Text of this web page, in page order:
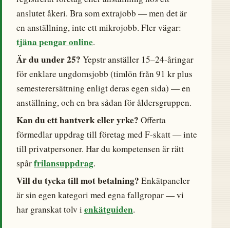
anslutet åkeri. Bra som extrajobb — men det är
en anställning, inte ett mikrojobb. Fler vägar:
tjäna pengar online.
Är du under 25? Yepstr anställer 15–24-åringar
för enklare ungdomsjobb (timlön från 91 kr plus
semesterersättning enligt deras egen sida) — en
anställning, och en bra sådan för åldersgruppen.
Kan du ett hantverk eller yrke? Offerta
förmedlar uppdrag till företag med F-skatt — inte
till privatpersoner. Har du kompetensen är rätt
spårfrilansuppdrag.
Vill du tycka till mot betalning? Enkätpaneler
är sin egen kategori med egna fallgropar — vi
har granskat tolv i enkätguiden.